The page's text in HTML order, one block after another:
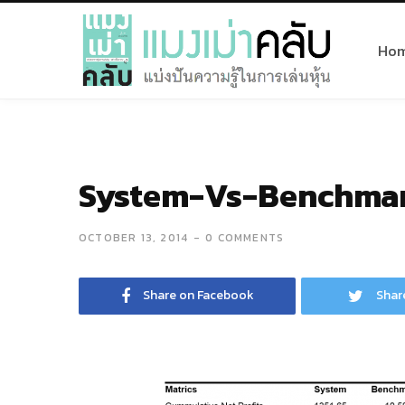
System-Vs-
OCTOBER 13, 2014 0 COMMENTS
Share on Facebook